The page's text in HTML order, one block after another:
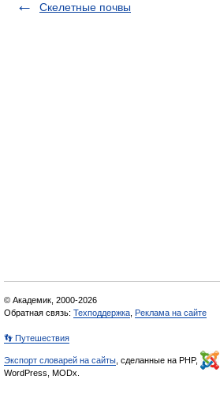
Скелетные почвы
© Академик, 2000-2026
Обратная связь: Техподдержка Реклама на сайте
👣 Путешествия
Экспорт словарей на сайты , сделанные на PHP,
WordPress, MODx.